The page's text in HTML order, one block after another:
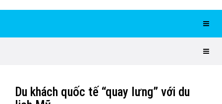
Du khách quốc tế “quay lưng” với du